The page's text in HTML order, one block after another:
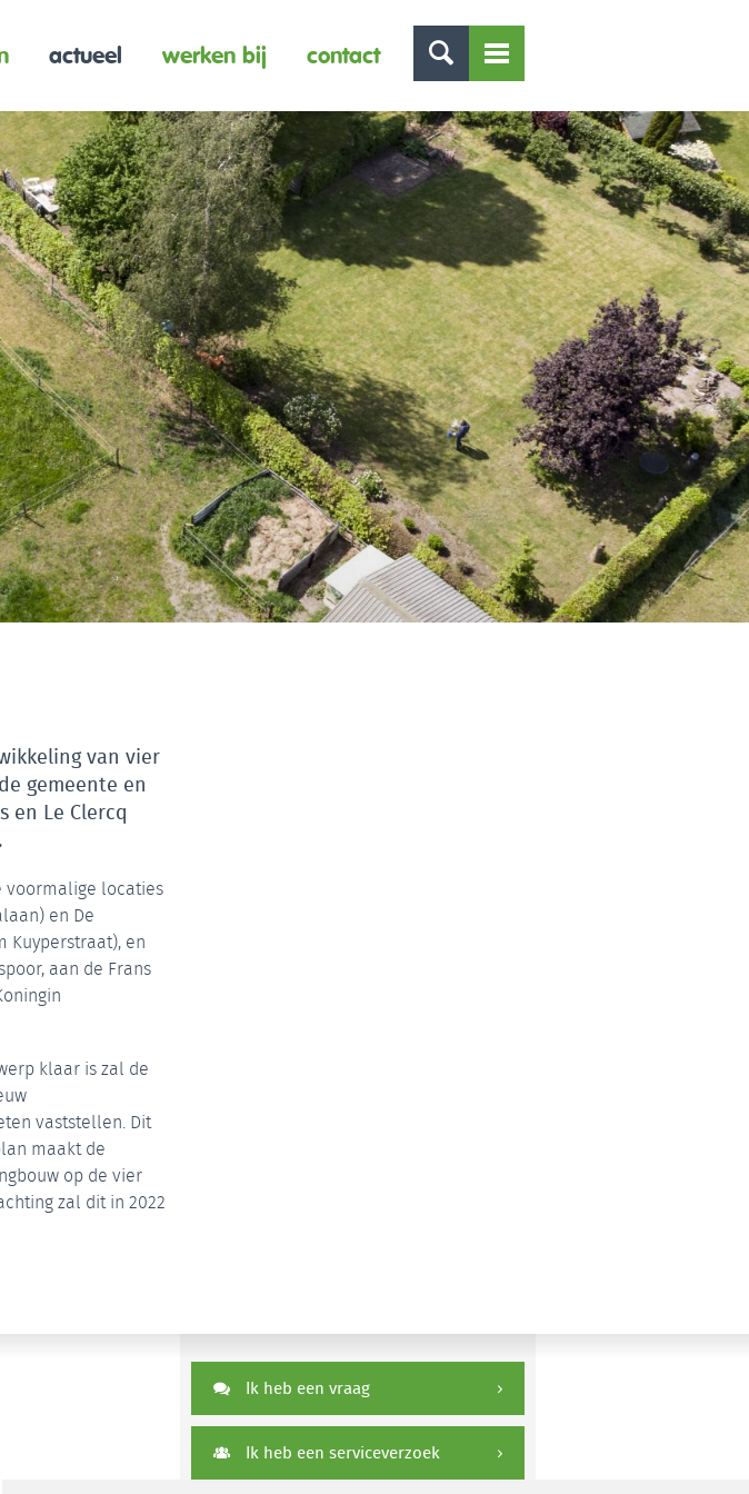
actueel werken bij contact
van vier
gemeente en
en Le Clercq
voormalige locaties
en De
Kuyperstraat), en
aan de Frans
klaar is zal de
vaststellen. Dit
maakt de
op de vier
zal dit in 2022
Ik heb een vraag
Ik heb een serviceverzoek